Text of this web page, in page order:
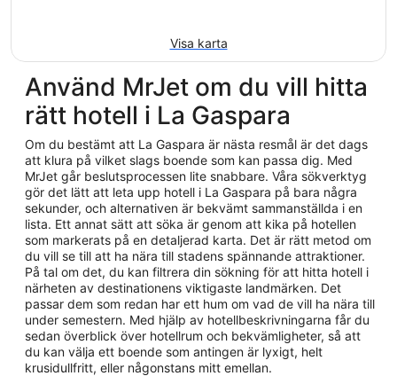
Visa karta
Använd MrJet om du vill hitta
rätt hotell i La Gaspara
Om du bestämt att La Gaspara är nästa resmål är det dags
att klura på vilket slags boende som kan passa dig. Med
MrJet går beslutsprocessen lite snabbare. Våra sökverktyg
gör det lätt att leta upp hotell i La Gaspara på bara några
sekunder, och alternativen är bekvämt sammanställda i en
lista. Ett annat sätt att söka är genom att kika på hotellen
som markerats på en detaljerad karta. Det är rätt metod om
du vill se till att ha nära till stadens spännande attraktioner.
På tal om det, du kan filtrera din sökning för att hitta hotell i
närheten av destinationens viktigaste landmärken. Det
passar dem som redan har ett hum om vad de vill ha nära till
under semestern. Med hjälp av hotellbeskrivningarna får du
sedan överblick över hotellrum och bekvämligheter, så att
du kan välja ett boende som antingen är lyxigt, helt
krusidullfritt, eller någonstans mitt emellan.